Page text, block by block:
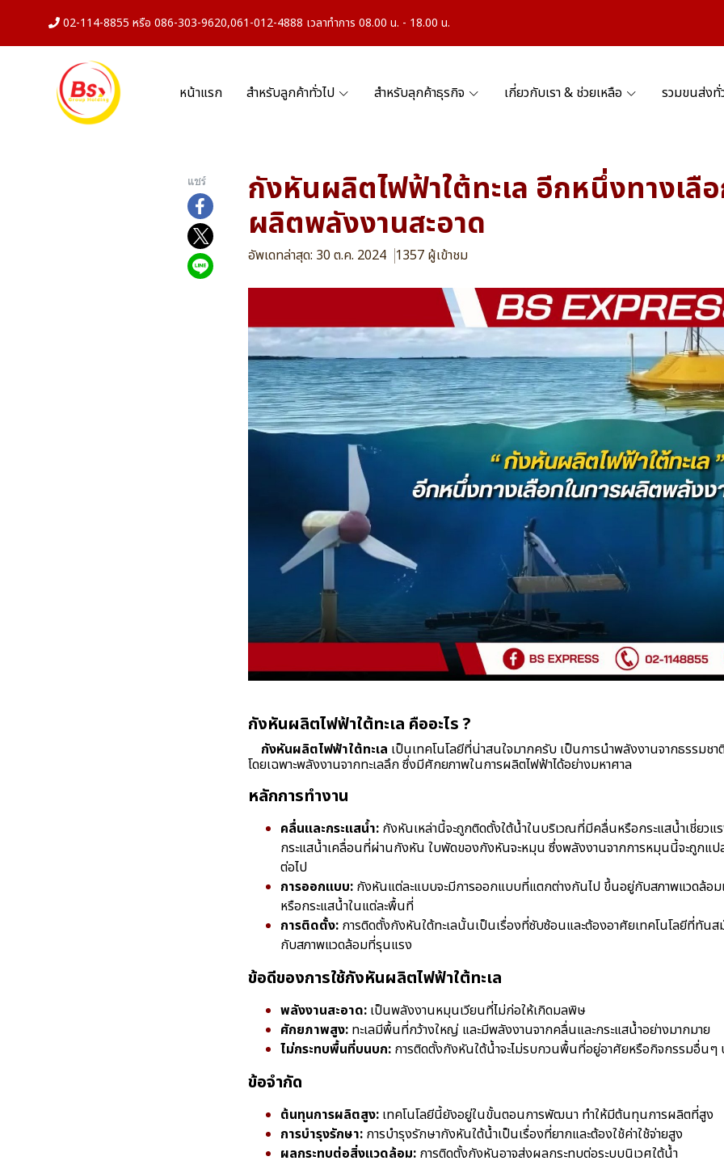
02-114-8855 หรือ 086-303-9620,061-012-4888 เวลาทำการ 08.00 น. - 18.00 น.
หน้าแรก สำหรับลูกค้าทั่วไป สำหรับลุกค้าธุรกิจ เกี่ยวกับเรา & ช่วยเหลือ รวมขนส่งทั่
แชร์ กังหันผลิตไฟฟ้าใต้ทะเล อีกหนึ่งทางเลื
ผลิตพลังงานสะอาด
อัพเดทล่าสุด: 30 ต.ค. 2024 1357 ผู้เข้าชม
กังหันผลิตไฟฟ้าใต้ทะเล คืออะไร ?
กังหันผลิตไฟฟ้าใต้ทะเล เป็นเทคโนโลยีที่น่าสนใจมากครับ เป็นการนำพลังงานจากธรรมชา
โดยเฉพาะพลังงานจากทะเลลึก ซึ่งมีศักยภาพในการผลิตไฟฟ้าได้อย่างมหาศาล
หลักการทำงาน
คลื่นและกระแสน้ำ: กังหันเหล่านี้จะถูกติดตั้งใต้น้ำในบริเวณที่มีคลื่นหรือกระแสน้ำเชี่ยวแ
กระแสน้ำเคลื่อนที่ผ่านกังหัน ใบพัดของกังหันจะหมุน ซึ่งพลังงานจากการหมุนนี้จะถูกแ
ต่อไป
การออกแบบ: กังหันแต่ละแบบจะมีการออกแบบที่แตกต่างกันไป ขึ้นอยู่กับสภาพแวดล้อ
หรือกระแสน้ำในแต่ละพื้นที่
การติดตั้ง: การติดตั้งกังหันใต้ทะเลนั้นเป็นเรื่องที่ซับซ้อนและต้องอาศัยเทคโนโลยีที่ทัน
กับสภาพแวดล้อมที่รุนแรง
ข้อดีของการใช้กังหันผลิตไฟฟ้าใต้ทะเล
พลังงานสะอาด: เป็นพลังงานหมุนเวียนที่ไม่ก่อให้เกิดมลพิษ
ศักยภาพสูง: ทะเลมีพื้นที่กว้างใหญ่ และมีพลังงานจากคลื่นและกระแสน้ำอย่างมากมาย
ไม่กระทบพื้นที่บนบก: การติดตั้งกังหันใต้น้ำจะไม่รบกวนพื้นที่อยู่อาศัยหรือกิจกรรมอื่น
ข้อจำกัด
ต้นทุนการผลิตสูง: เทคโนโลยีนี้ยังอยู่ในขั้นตอนการพัฒนา ทำให้มีต้นทุนการผลิตที่สูง
การบำรุงรักษา: การบำรุงรักษากังหันใต้น้ำเป็นเรื่องที่ยากและต้องใช้ค่าใช้จ่ายสูง
ผลกระทบต่อสิ่งแวดล้อม: การติดตั้งกังหันอาจส่งผลกระทบต่อระบบนิเวศใต้น้ำ